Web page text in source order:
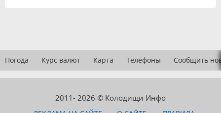
Погода Курс валют Карта Телефоны Сообщить
2011- 2026 © Колодищи Инфо